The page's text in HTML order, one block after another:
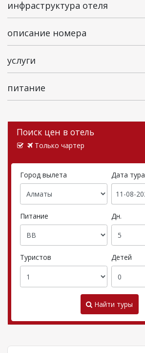
инфраструктура отеля
описание номера
услуги
питание
Поиск цен в отель
Только чартер
Город вылета Дата тура
Питание Дн.
Туристов Детей
Найти туры